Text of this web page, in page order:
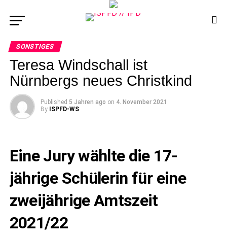
SONSTIGES
Teresa Windschall ist
Nürnbergs neues Christkind
Published 5 Jahren ago on 4. November 2021
By ISPFD-WS
Eine Jury wählte die 17-
jährige Schülerin für eine
zweijährige Amtszeit
2021/22